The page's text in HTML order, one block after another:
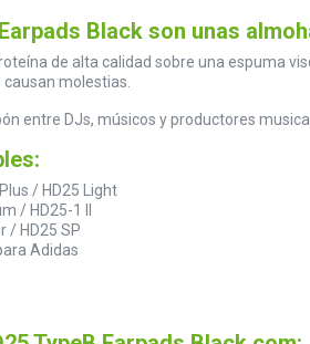
Black son unas
de alta calidad sobre una espuma
molestias.
entre DJs, músicos y productores
/ HD25 Light
/ HD25-1 II
/ HD25 SP
Adidas